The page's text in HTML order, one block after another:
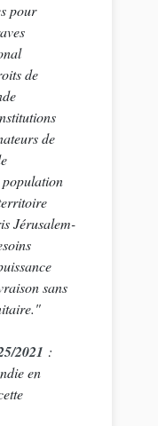
pour
de
de
Jérusalem-
sans
2021 :
en